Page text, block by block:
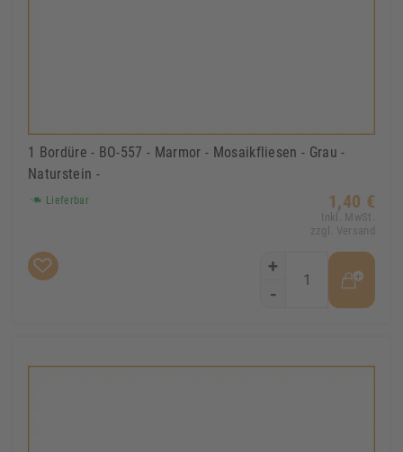
1 Bordüre - BO-557 - Marmor - Mosaikfliesen - Grau -
Naturstein -
Lieferbar 1,40 €
Inkl. MwSt.
zzgl. Versand
+
-